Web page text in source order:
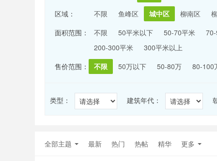
区域：
不限 鱼峰区 城中区 柳南区
面积范围：
不限 50平米以下 50-70平米
200-300平米
300平米以上
售价范围：
不限 50万以下 50-80万 80-100
类型： 建筑年代：
全部主题 最新 热门 热帖 精华 更多